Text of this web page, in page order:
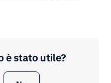
è stato utile?